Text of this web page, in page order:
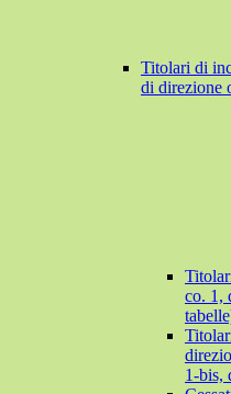
Titolari di
di direzione
co. 1,
1-bis,